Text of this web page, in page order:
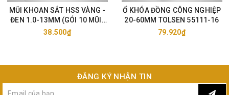
MŨI KHOAN SẮT HSS VÀNG -
ĐEN 1.0-13MM (GÓI 10 MŨI)
TOLSEN 75105-33
38.500₫
Ổ KHÓA ĐỒNG CÔNG NGHIỆP
20-60MM TOLSEN 55111-16
79.920₫
ĐĂNG KÝ NHẬN TIN